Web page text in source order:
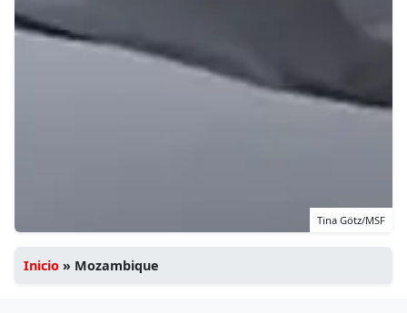
Tina Götz/MSF
Inicio » Mozambique